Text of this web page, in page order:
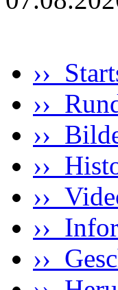
››
››
››
››
››
››
››